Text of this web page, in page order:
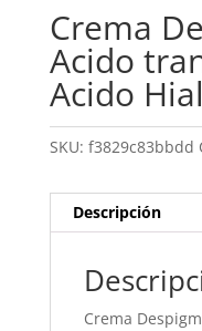
Crema
Acido
Acido
SKU: f3829c83bbdd
Descripción
Crema